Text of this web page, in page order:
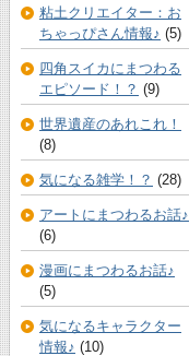
粘土クリエイター：お
ちゃっぴさん情報♪ (5)
四角スイカにまつわる
エピソード！？ (9)
世界遺産のあれこれ！
(8)
気になる雑学！？ (28)
アートにまつわるお話♪
(6)
漫画にまつわるお話♪
(5)
気になるキャラクター
情報♪ (10)